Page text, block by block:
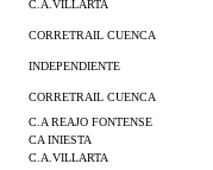
C.A.VILLARTA
CORRETRAIL CUENCA
INDEPENDIENTE
CORRETRAIL CUENCA
C.A REAJO FONTENSE
CA INIESTA
C.A.VILLARTA